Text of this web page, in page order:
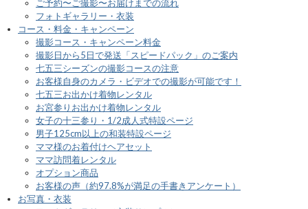
ご予約〜ご撮影〜お届けまでの流れ
フォトギャラリー・衣装
コース・料金・キャンペーン
撮影コース・キャンペーン料金
撮影日から5日で発送「スピードパック」のご案内
七五三シーズンの撮影コースの注意
お客様自身のカメラ・ビデオでの撮影が可能です！
七五三お出かけ着物レンタル
お宮参りお出かけ着物レンタル
女子の十三参り・1/2成人式特設ページ
男子125cm以上の和装特設ページ
ママ様のお着付けヘアセット
ママ訪問着レンタル
オプション商品
お客様の声（約97.8%が満足の手書きアンケート）
お写真・衣装